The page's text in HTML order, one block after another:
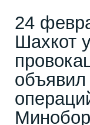
24
Шахкот